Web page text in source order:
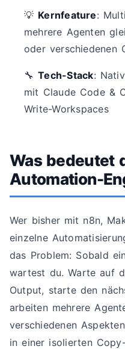
💡 Kernfeature:
mehrere Agenten
oder verschiedenen
🔧Tech-Stack:
mit Claude Code &
Write-Workspaces
Was bedeutet
Automation-
Wer bisher mit n8n,
einzelne
das Problem: Sobald
wartest du. Warte auf
Output, starte den
arbeiten mehrere
verschiedenen
in einer isolierten